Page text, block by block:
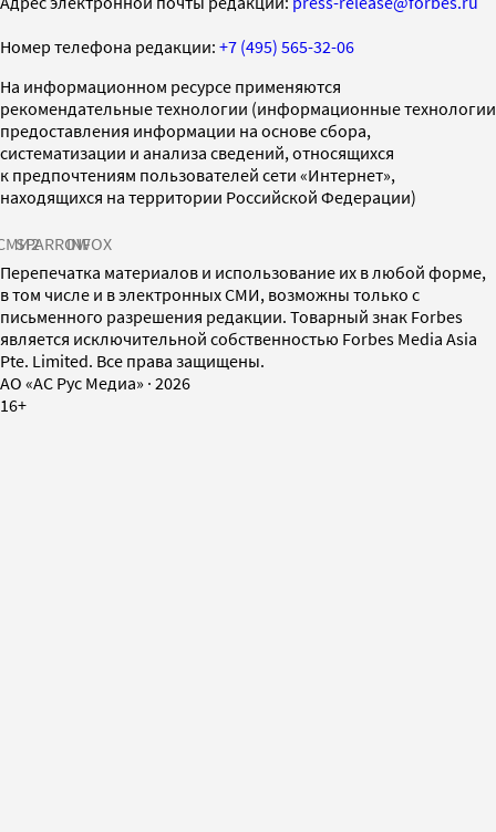
Номер телефона редакции: +7 (495) 565-32-06
На информационном ресурсе применяются
рекомендательные технологии (информационные технологии
предоставления информации на основе сбора,
систематизации и анализа сведений, относящихся
к предпочтениям пользователей сети «Интернет»,
находящихся на территории Российской Федерации)
SPARROWINFOX
Перепечатка материалов и использование их в любой форме,
в том числе и в электронных СМИ, возможны только с
письменного разрешения редакции. Товарный знак Forbes
является исключительной собственностью Forbes Media Asia
Pte. Limited. Все права защищены.
AO «АС Рус Медиа» · 2026
16+